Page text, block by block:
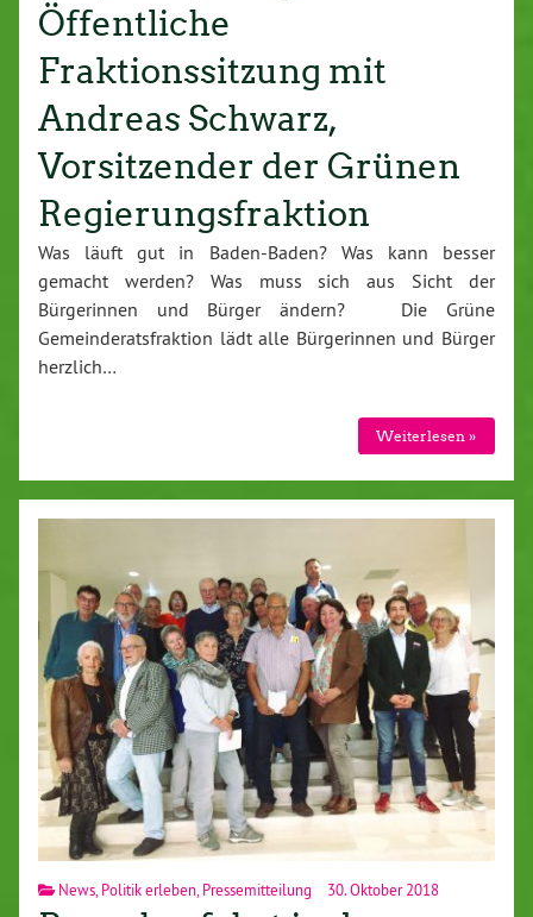
Öffentliche
Fraktionssitzung mit
Andreas Schwarz,
Vorsitzender der Grünen
Regierungsfraktion
Was läuft gut in Baden-Baden? Was kann besser
gemacht werden? Was muss sich aus Sicht der
Bürgerinnen und Bürger ändern? Die Grüne
Gemeinderatsfraktion lädt alle Bürgerinnen und Bürger
herzlich…
Weiterlesen »
News Politik erleben Pressemitteilung 30. Oktober 2018